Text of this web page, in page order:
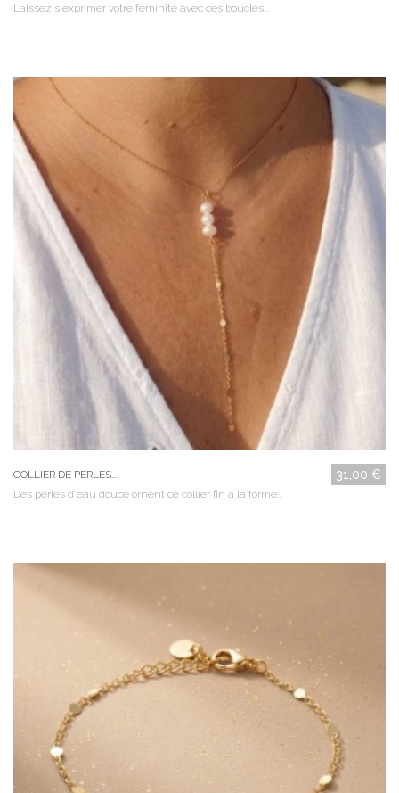
Laissez s'exprimer votre féminité avec ces boucles...
COLLIER DE PERLES... 31,00 €
Des perles d'eau douce ornent ce collier fin à la forme...